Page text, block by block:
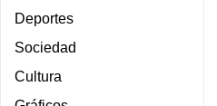
Deportes
Sociedad
Cultura